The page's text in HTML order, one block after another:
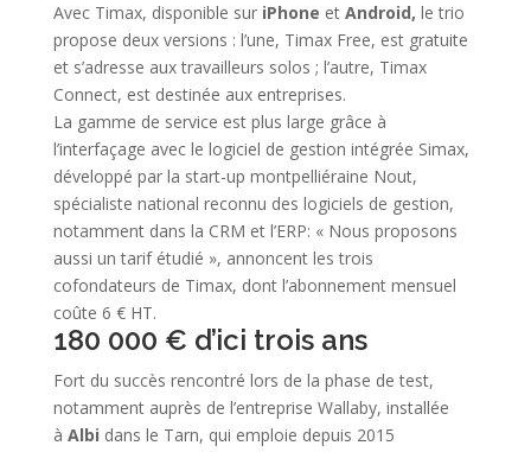
Avec Timax, disponible suriPhone etAndroid, le trio
propose deux versions : l’une, Timax Free, est gratuite
et s’adresse aux travailleurs solos ; l’autre, Timax
Connect, est destinée aux entreprises.
La gamme de service est plus large grâce à
l’interfaçage avec le logiciel de gestion intégrée Simax,
développé par la start-up montpelliéraine Nout,
spécialiste national reconnu des logiciels de gestion,
notamment dans la CRM et l’ERP: « Nous proposons
aussi un tarif étudié », annoncent les trois
cofondateurs de Timax, dont l’abonnement mensuel
coûte 6 € HT.
180 000 € d’ici trois ans
Fort du succès rencontré lors de la phase de test,
notamment auprès de l’entreprise Wallaby, installée
à Albi dans le Tarn, qui emploie depuis 2015